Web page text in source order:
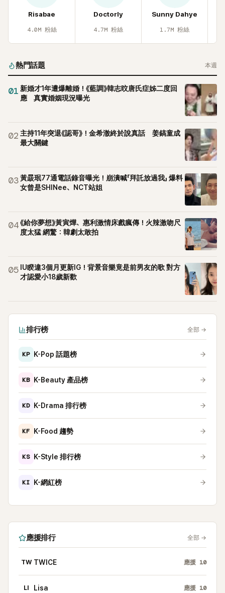
目，她經營的 YouTube 頻道也即將突破百萬訂閱，近年內容深
受網友喜愛，再度迎來事業第二春。
Risabae
4.0M 粉絲
Doctorly
4.7M 粉絲
Sunny Dahye
1.7M 粉絲
熱門話題 本週
01 新婚才1年遭爆離婚！《藍調》韓志旼唐氏症姊二度回
應 真實婚姻現況曝光
02 主持11年突退《認哥》！金希澈終於說真話 姜鎬童成
最大關鍵
03黃晸珉77通電話錄音曝光！崩潰喊「拜託放過我」 爆料
女曾是SHINee、NCT站姐
04《給你夢想》黃寅燁、惠利激情床戲瘋傳！火辣激吻尺
度太猛 網驚：韓劇太敢拍
05 IU睽違3個月更新IG！背景音樂竟是前男友的歌 對方
才認愛小18歲新歡
排行榜 全部 →
KP K-Pop 話題榜
KB K-Beauty 產品榜
KD K-Drama 排行榜
KF K-Food 趨勢
KS K-Style 排行榜
KI K-網紅榜
應援排行 全部 →
TW TWICE 應援 10
LI Lisa 應援 10